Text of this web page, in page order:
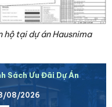
tại dự án Hausnima
Sách Ưu Đãi Dự Án
08/2026